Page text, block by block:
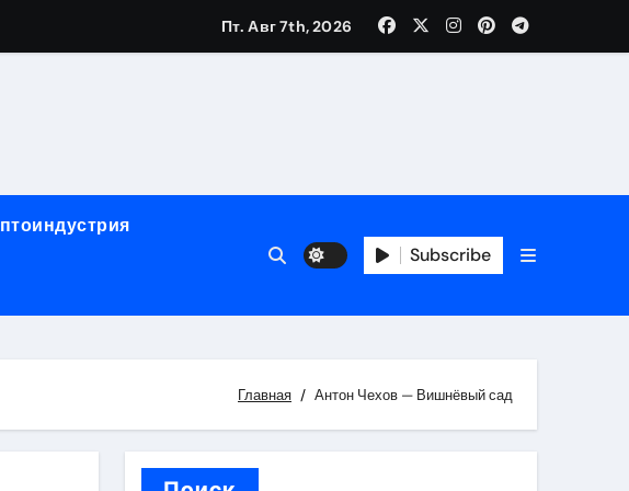
наращивания ресниц и депиляции
разных диаметров
мероприятий и обустройства мест отдыха
Пт. Авг 7th, 2026
Subscribe
Главная Антон Чехов — Вишнёвый сад